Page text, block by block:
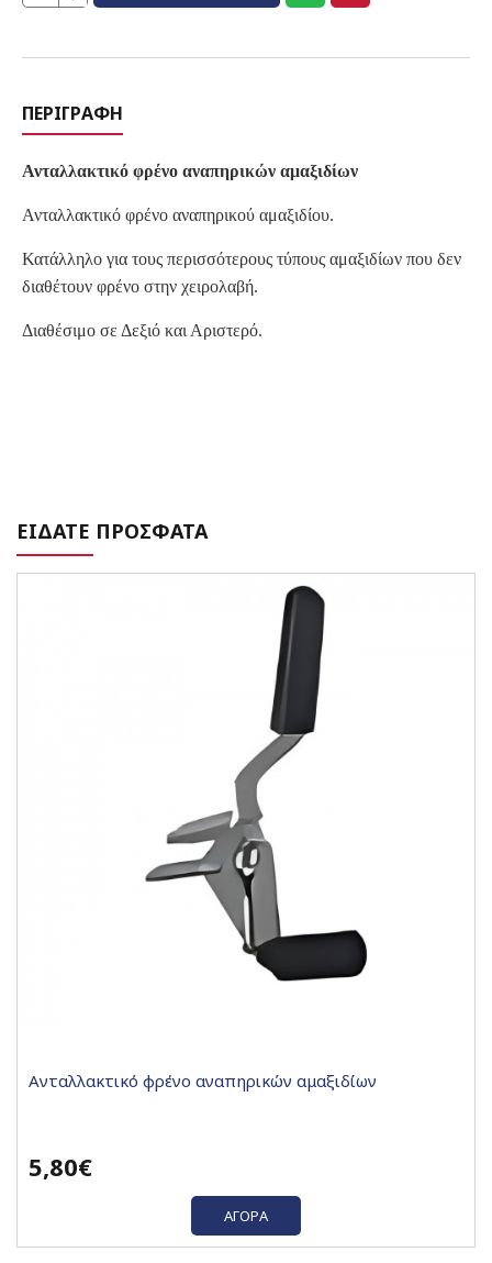
ΠΕΡΙΓΡΑΦΉ
Ανταλλακτικό φρένο αναπηρικών αμαξιδίων
Ανταλλακτικό φρένο αναπηρικού αμαξιδίου.
Κατάλληλο για τους περισσότερους τύπους αμαξιδίων που δεν
διαθέτουν φρένο στην χειρολαβή.
Διαθέσιμο σε Δεξιό και Αριστερό.
ΕΙΔΑΤΕ ΠΡΟΣΦΑΤΑ
Ανταλλακτικό φρένο αναπηρικών αμαξιδίων
5,80€
ΑΓΟΡΆ